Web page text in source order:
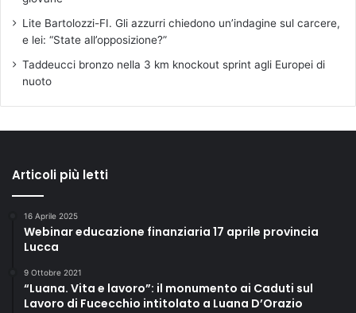
2
a
o
(
F
Lite Bartolozzi-FI. Gli azzurri chiedono un’indagine sul carcere,
e lei: “State all’opposizione?”
Taddeucci bronzo nella 3 km knockout sprint agli Europei di
nuoto
Articoli più letti
16 Aprile 2025
Webinar educazione finanziaria 17 aprile provincia
Lucca
9 Ottobre 2021
“Luana. Vita e lavoro”: il monumento ai Caduti sul
Lavoro di Fucecchio intitolato a Luana D’Orazio